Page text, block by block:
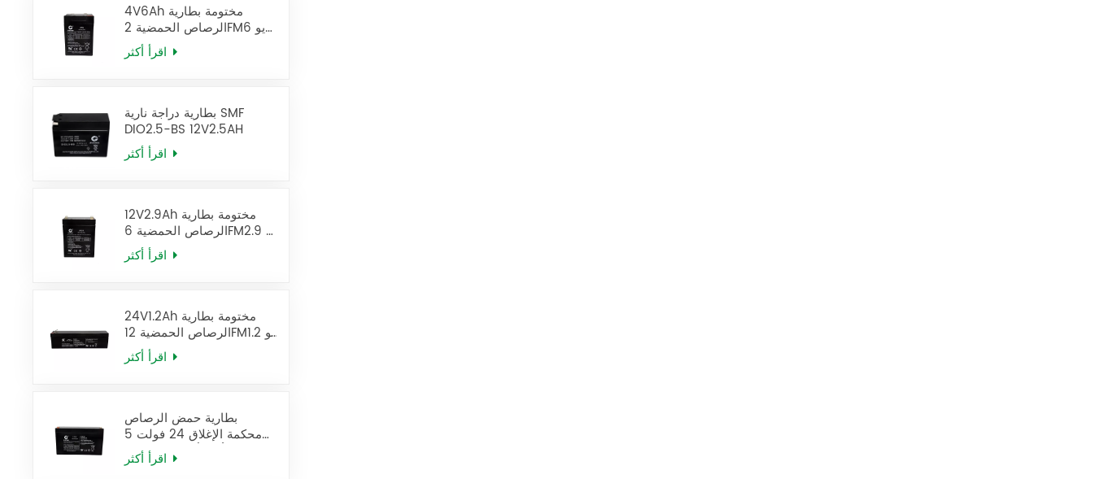
4V6Ah مختومة بطارية
الرصاص الحمضية 2FM6 يو
بي إس البطارية
بطارية دراجة نارية SMF
DIO2.5-BS 12V2.5AH
12V2.9Ah مختومة بطارية
الرصاص الحمضية 6FM2.9 يو
بي إس البطارية
24V1.2Ah مختومة بطارية
الرصاص الحمضية 12FM1.2 يو
بي إس البطارية
بطارية حمض الرصاص
محكمة الإغلاق 24 فولت 5
أمبير/ساعة، بطارية UPS
12FM5